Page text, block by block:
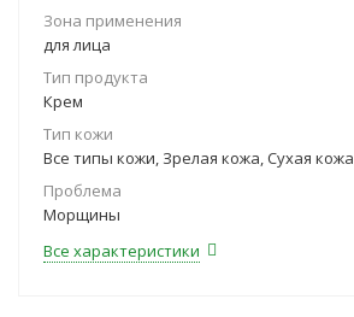
Зона применения
для лица
Тип продукта
Крем
Тип кожи
Все типы кожи, Зрелая кожа, Сухая кожа
Проблема
Морщины
Все характеристики